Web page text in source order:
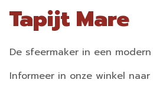
Tapijt Mare
De sfeermaker in een
Informeer in onze winkel